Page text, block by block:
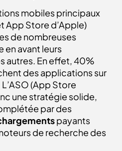
mobiles principaux
App Store d’Apple)
de nombreuses
en avant leurs
autres. En effet, 40%
des applications sur
(App Store
une stratégie solide,
par des
payants
de recherche des